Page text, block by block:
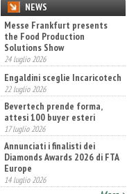
NEWS
Messe Frankfurt presents
the Food Production
Solutions Show
24 luglio 2026
Engaldini sceglie Incaricotech
22 luglio 2026
Bevertech prende forma,
attesi 100 buyer esteri
17 luglio 2026
Annunciati i finalisti dei
Diamonds Awards 2026 di FTA
Europe
14 luglio 2026